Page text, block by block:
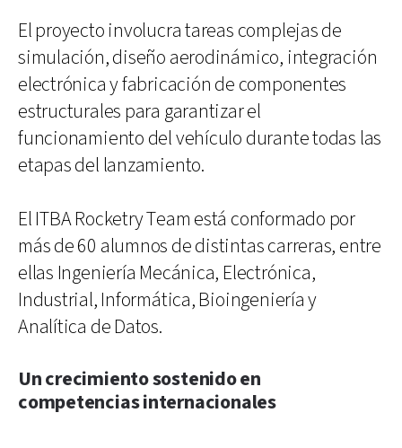
El proyecto involucra tareas complejas de
simulación, diseño aerodinámico, integración
electrónica y fabricación de componentes
estructurales para garantizar el
funcionamiento del vehículo durante todas las
etapas del lanzamiento.
El ITBA Rocketry Team está conformado por
más de 60 alumnos de distintas carreras, entre
ellas Ingeniería Mecánica, Electrónica,
Industrial, Informática, Bioingeniería y
Analítica de Datos.
Un crecimiento sostenido en
competencias internacionales